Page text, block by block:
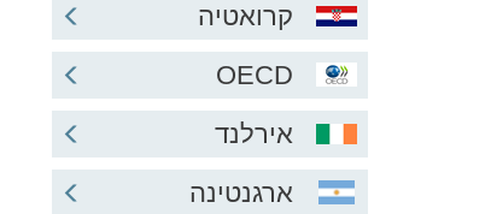
קרואטיה
OECD
אירלנד
ארגנטינה